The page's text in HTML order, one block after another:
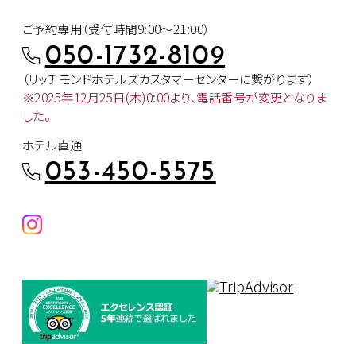
ご予約専用（受付時間9:00～21:00）
050-1732-8109
（リッチモンドホテルズカスタマーセンターに繋がります）
※2025年12月25日(木)0:00より、電話番号が変更となりま
した。
ホテル直通
053-450-5575